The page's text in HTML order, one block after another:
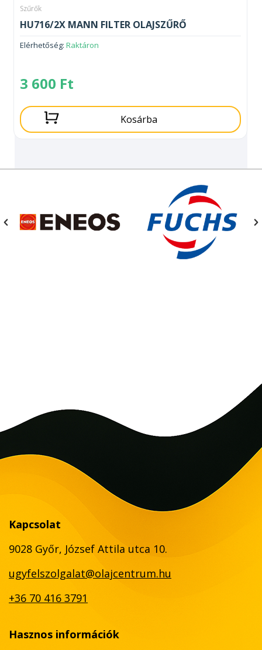
Szűrők
HU716/2X MANN FILTER OLAJSZŰRŐ
Elérhetőség: Raktáron
3 600 Ft
Kosárba
Kapcsolat
9028 Győr, József Attila utca 10.
ugyfelszolgalat@olajcentrum.hu
+36 70 416 3791
Hasznos információk